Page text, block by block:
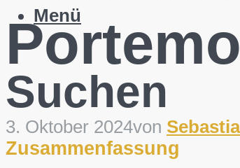
Menü
Suchen
3. Oktober 2024von
Zusammenfassung